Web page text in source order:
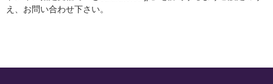
え、お問い合わせ下さい。